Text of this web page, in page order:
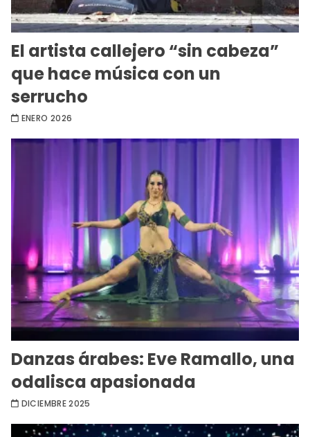
El artista callejero “sin cabeza”
que hace música con un
serrucho
ENERO 2026
Danzas árabes: Eve Ramallo, una
odalisca apasionada
DICIEMBRE 2025